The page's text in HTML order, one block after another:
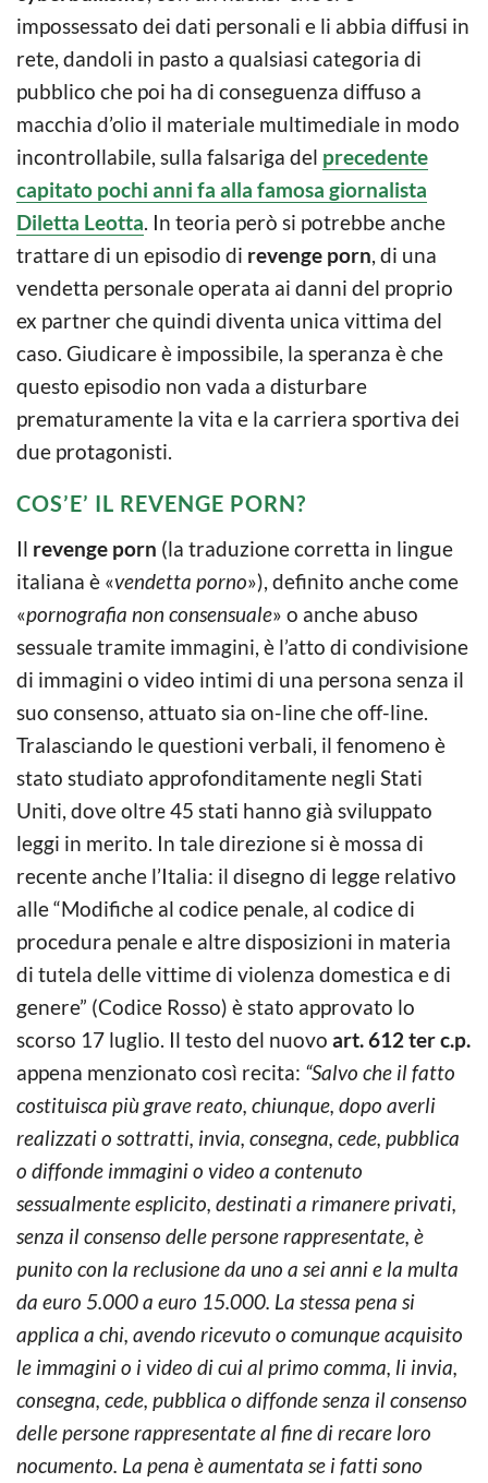
impossessato dei dati personali e li abbia diffusi in
rete, dandoli in pasto a qualsiasi categoria di
pubblico che poi ha di conseguenza diffuso a
macchia d’olio il materiale multimediale in modo
incontrollabile, sulla falsariga del precedente
capitato pochi anni fa alla famosa giornalista
Diletta Leotta. In teoria però si potrebbe anche
trattare di un episodio di revenge porn, di una
vendetta personale operata ai danni del proprio
ex partner che quindi diventa unica vittima del
caso. Giudicare è impossibile, la speranza è che
questo episodio non vada a disturbare
prematuramente la vita e la carriera sportiva dei
due protagonisti.
COS’E’ IL REVENGE PORN?
Il revenge porn (la traduzione corretta in lingue
italiana è «vendetta porno»), definito anche come
«pornografia non consensuale» o anche abuso
sessuale tramite immagini, è l’atto di condivisione
di immagini o video intimi di una persona senza il
suo consenso, attuato sia on-line che off-line.
Tralasciando le questioni verbali, il fenomeno è
stato studiato approfonditamente negli Stati
Uniti, dove oltre 45 stati hanno già sviluppato
leggi in merito. In tale direzione si è mossa di
recente anche l’Italia: il disegno di legge relativo
alle “Modifiche al codice penale, al codice di
procedura penale e altre disposizioni in materia
di tutela delle vittime di violenza domestica e di
genere” (Codice Rosso) è stato approvato lo
scorso 17 luglio. Il testo del nuovo art. 612 ter c.p.
appena menzionato così recita: “Salvo che il fatto
costituisca più grave reato, chiunque, dopo averli
realizzati o sottratti, invia, consegna, cede, pubblica
o diffonde immagini o video a contenuto
sessualmente esplicito, destinati a rimanere privati,
senza il consenso delle persone rappresentate, è
punito con la reclusione da uno a sei anni e la multa
da euro 5.000 a euro 15.000. La stessa pena si
applica a chi, avendo ricevuto o comunque acquisito
le immagini o i video di cui al primo comma, li invia,
consegna, cede, pubblica o diffonde senza il consenso
delle persone rappresentate al fine di recare loro
nocumento. La pena è aumentata se i fatti sono